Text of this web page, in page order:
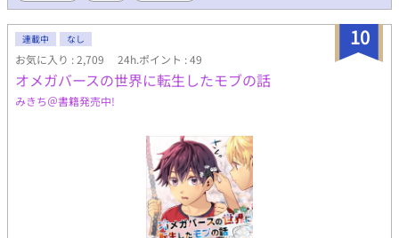
10
連載中 なし
お気に入り : 2,709 24h.ポイント : 49
オメガバースの世界に転生したモブの話
みきち＠書籍発売中!